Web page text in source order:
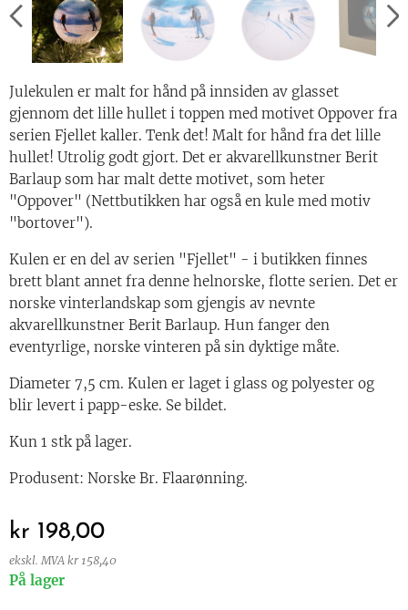
Julekulen er malt for hånd på innsiden av glasset
gjennom det lille hullet i toppen med motivet Oppover fra
serien Fjellet kaller. Tenk det! Malt for hånd fra det lille
hullet! Utrolig godt gjort. Det er akvarellkunstner Berit
Barlaup som har malt dette motivet, som heter
"Oppover" (Nettbutikken har også en kule med motiv
"bortover").
Kulen er en del av serien "Fjellet" - i butikken finnes
brett blant annet fra denne helnorske, flotte serien. Det er
norske vinterlandskap som gjengis av nevnte
akvarellkunstner Berit Barlaup. Hun fanger den
eventyrlige, norske vinteren på sin dyktige måte.
Diameter 7,5 cm. Kulen er laget i glass og polyester og
blir levert i papp-eske. Se bildet.
Kun 1 stk på lager.
Produsent: Norske Br. Flaarønning.
kr 198,00
ekskl. MVA kr 158,40
På lager